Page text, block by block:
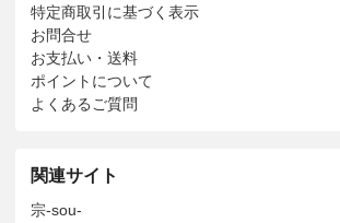
特定商取引に基づく表示
お問合せ
お支払い・送料
ポイントについて
よくあるご質問
関連サイト
宗-sou-